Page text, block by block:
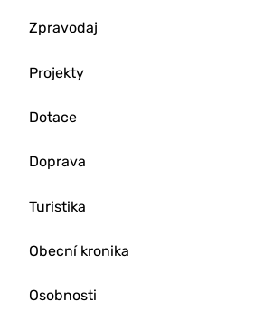
Zpravodaj
Projekty
Dotace
Doprava
Turistika
Obecní kronika
Osobnosti